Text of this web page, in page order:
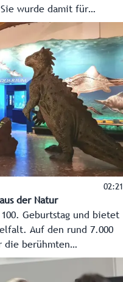
Sie wurde damit für
geehrt.
02:21
der Natur
Geburtstag und bietet
Auf den rund 7.000
die berühmten
faszinierende
heimischen Tieren,